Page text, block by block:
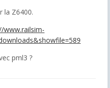
la Z6400.
www.railsim-
pml3 ?